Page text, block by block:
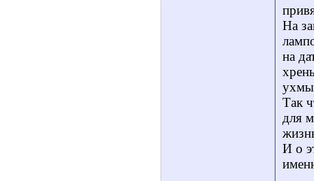
На
на
Так
для
И о